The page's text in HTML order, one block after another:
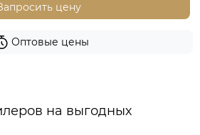
цену
Оптовые цены
на выгодных